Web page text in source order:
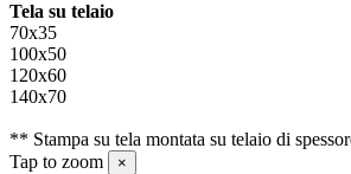
Tela su telaio
70x35
100x50
120x60
140x70
** Stampa su tela montata su telaio di
Tap to zoom
×